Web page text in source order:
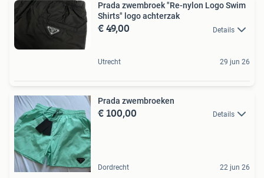
Prada zwembroek "Re-nylon Logo Swim
Shirts" logo achterzak
€ 49,00 Details
Utrecht 29 jun 26
Prada zwembroeken
€ 100,00 Details
Dordrecht 22 jun 26